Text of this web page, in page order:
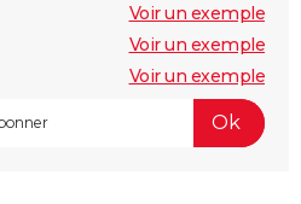
Voir un exemple
Voir un exemple
Voir un exemple